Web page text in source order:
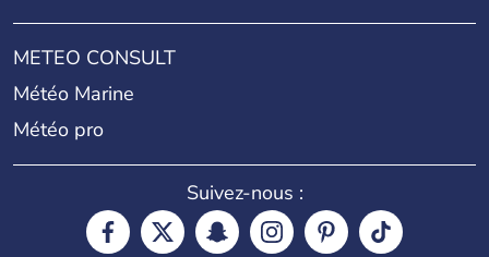
METEO CONSULT
Météo Marine
Météo pro
Suivez-nous :